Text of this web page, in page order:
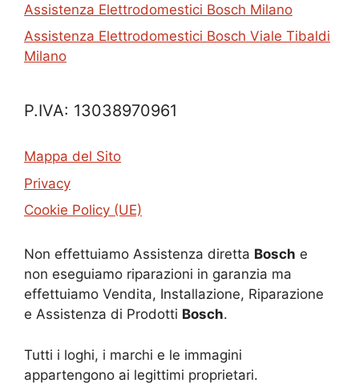
Assistenza Elettrodomestici Bosch Milano
Assistenza Elettrodomestici Bosch Viale Tibaldi
Milano
P.IVA: 13038970961
Mappa del Sito
Privacy
Cookie Policy (UE)
Non effettuiamo Assistenza diretta Bosch e
non eseguiamo riparazioni in garanzia ma
effettuiamo Vendita, Installazione, Riparazione
e Assistenza di Prodotti Bosch.
Tutti i loghi, i marchi e le immagini
appartengono ai legittimi proprietari.